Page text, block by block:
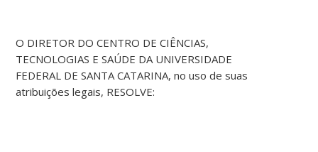
O DIRETOR DO CENTRO DE CIÊNCIAS,
TECNOLOGIAS E SAÚDE DA UNIVERSIDADE
FEDERAL DE SANTA CATARINA, no uso de suas
atribuições legais, RESOLVE: